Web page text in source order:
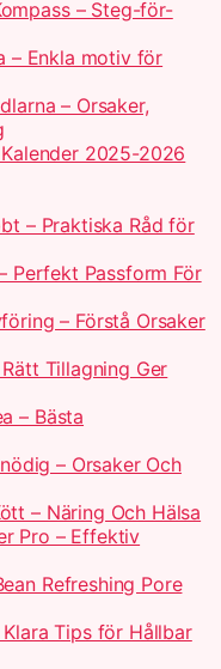
– Steg-för-
– Enkla motiv för
– Orsaker,
2025-2026
– Praktiska Råd för
Perfekt Passform För
– Förstå Orsaker
Tillagning Ger
– Bästa
– Orsaker Och
– Näring Och Hälsa
Pro – Effektiv
Refreshing Pore
Tips för Hållbar